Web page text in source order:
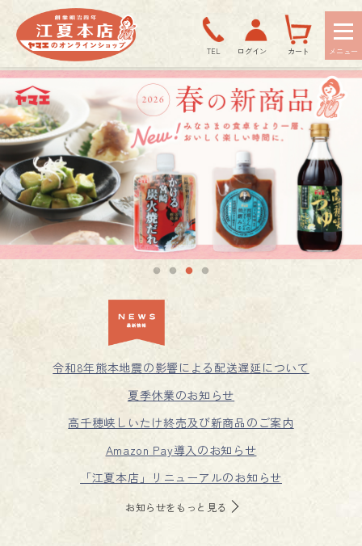
TEL ログイン カート
令和8年熊本地震の影響による配送遅延について
夏季休業のお知らせ
高千穂峡しいたけ終売及び新商品のご案内
Amazon Pay導入のお知らせ
「江夏本店」リニューアルのお知らせ
お知らせをもっと見る